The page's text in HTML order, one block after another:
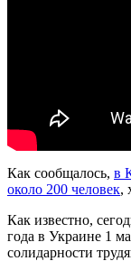
Как сообщалось, в
около 200 человек,
Как известно,
года в Украине 1
солидарности